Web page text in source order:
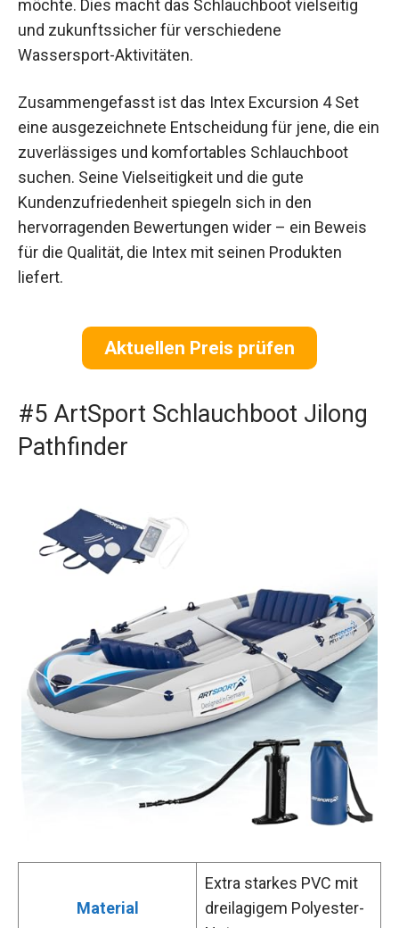
möchte. Dies macht das Schlauchboot vielseitig
und zukunftssicher für verschiedene
Wassersport-Aktivitäten.
Zusammengefasst ist das Intex Excursion 4 Set
eine ausgezeichnete Entscheidung für jene, die ein
zuverlässiges und komfortables Schlauchboot
suchen. Seine Vielseitigkeit und die gute
Kundenzufriedenheit spiegeln sich in den
hervorragenden Bewertungen wider – ein Beweis
für die Qualität, die Intex mit seinen Produkten
liefert.
Aktuellen Preis prüfen
#5 ArtSport Schlauchboot Jilong
Pathfinder
Material
Extra starkes PVC mit
dreilagigem Polyester-